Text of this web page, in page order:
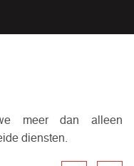
meer dan alleen
diensten.